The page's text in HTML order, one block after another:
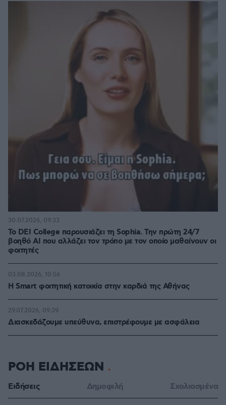
Το DEI College παρουσιάζει τη Sophia. Την πρώτη 24/7
βοηθό AI που αλλάζει τον τρόπο με τον οποίο μαθαίνουν οι
φοιτητές
30.07.2026, 09:33
Η Smart φοιτητική κατοικία στην καρδιά της Αθήνας
03.08.2026, 10:56
Διασκεδάζουμε υπεύθυνα, επιστρέφουμε με ασφάλεια
29.07.2026, 09:39
ΡΟΗ ΕΙΔΗΣΕΩΝ
Ειδήσεις Δημοφιλή Σχολιασμένα